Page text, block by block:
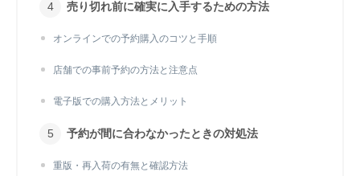
売り切れ前に確実に入手するための方法
オンラインでの予約購入のコツと手順
店舗での事前予約の方法と注意点
電子版での購入方法とメリット
予約が間に合わなかったときの対処法
重版・再入荷の有無と確認方法